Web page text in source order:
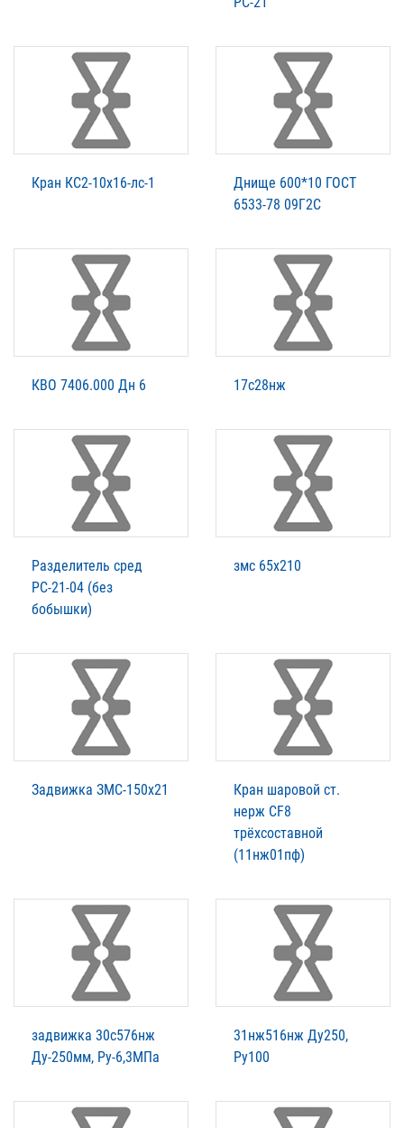
Кран КС2-10х16-лс-1
Днище 600*10 ГОСТ
6533-78 09Г2С
КВО 7406.000 Дн 6 17с28нж
Разделитель сред
РС-21-04 (без
бобышки)
змс 65х210
Задвижка ЗМС-150х21
Кран шаровой ст.
нерж CF8
трёхсоставной
(11нж01пф)
задвижка 30с576нж
Ду-250мм, Ру-6,3МПа
31нж516нж Ду250,
Ру100